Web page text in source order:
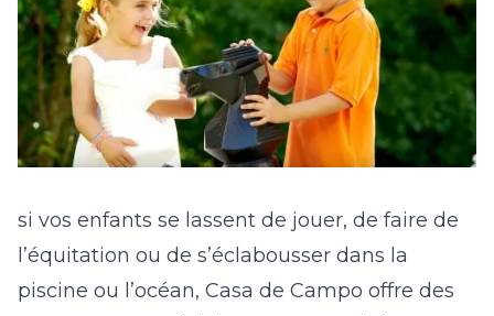
si vos enfants se lassent de jouer, de faire de
l’équitation ou de s’éclabousser dans la
piscine ou l’océan, Casa de Campo offre des